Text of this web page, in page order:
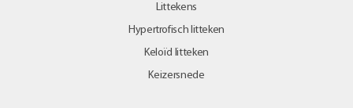
Littekens
Hypertrofisch litteken
Keloïd litteken
Keizersnede